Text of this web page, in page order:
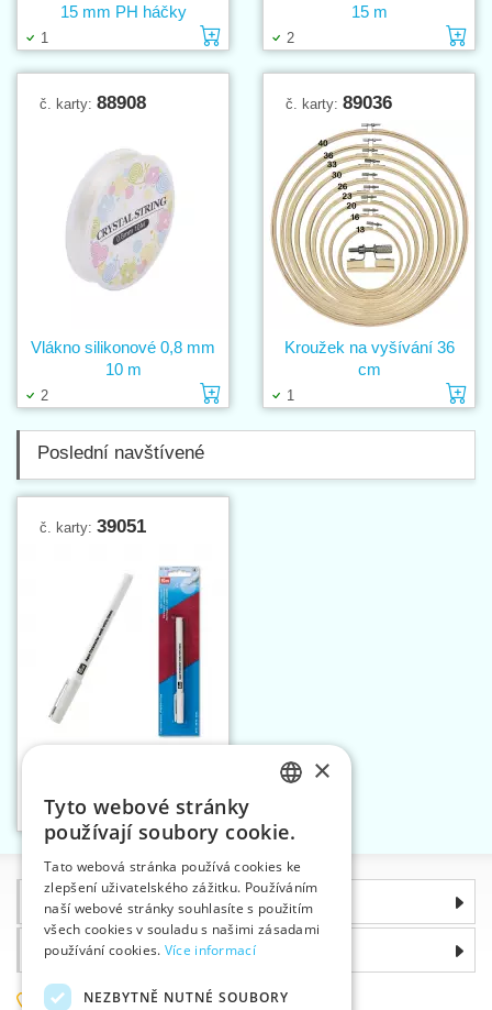
1 Vložit do košíku
15 mm PH háčky
2
15 m
č. karty: 88908
2 Vložit do košíku
Vlákno silikonové 0,8 mm
10 m
č. karty: 89036
1
Kroužek na vyšívání 36
cm
Poslední navštívené
č. karty: 39051
Vložit do košíku
Informace
Proč si zvolit právě nás
585 051 217
ENGLISH
GERMAN
×
Tyto webové stránky
používají soubory cookie.
Tato webová stránka používá cookies ke
zlepšení uživatelského zážitku. Používáním
naší webové stránky souhlasíte s použitím
všech cookies v souladu s našimi zásadami
používání cookies. Více informací
NEZBYTNĚ NUTNÉ SOUBORY